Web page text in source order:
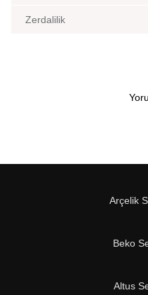
Zerdalilik
Arçelik
Beko
Altus